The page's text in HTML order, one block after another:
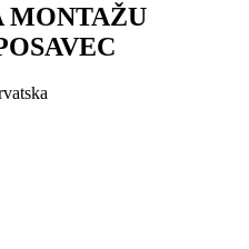
MONTAŽU